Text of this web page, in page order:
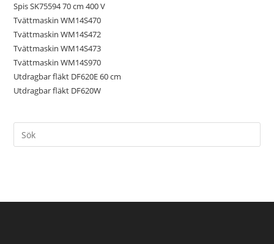
Spis SK75594 70 cm 400 V
Tvättmaskin WM14S470
Tvättmaskin WM14S472
Tvättmaskin WM14S473
Tvättmaskin WM14S970
Utdragbar fläkt DF620E 60 cm
Utdragbar fläkt DF620W